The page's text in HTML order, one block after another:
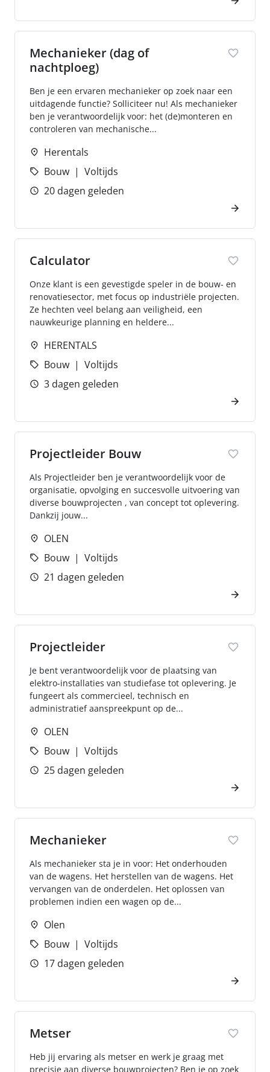
Mechanieker (dag of
nachtploeg)
Ben je een ervaren mechanieker op zoek naar een
uitdagende functie? Solliciteer nu! Als mechanieker
ben je verantwoordelijk voor: het (de)monteren en
controleren van mechanische...
Herentals
Bouw
Voltijds
20 dagen geleden
Calculator
Onze klant is een gevestigde speler in de bouw- en
renovatiesector, met focus op industriële projecten.
Ze hechten veel belang aan veiligheid, een
nauwkeurige planning en heldere...
HERENTALS
Bouw
Voltijds
3 dagen geleden
Projectleider Bouw
Als Projectleider ben je verantwoordelijk voor de
organisatie, opvolging en succesvolle uitvoering van
diverse bouwprojecten , van concept tot oplevering.
Dankzij jouw...
OLEN
Bouw
Voltijds
21 dagen geleden
Projectleider
Je bent verantwoordelijk voor de plaatsing van
elektro-installaties van studiefase tot oplevering. Je
fungeert als commercieel, technisch en
administratief aanspreekpunt op de...
OLEN
Bouw
Voltijds
25 dagen geleden
Mechanieker
Als mechanieker sta je in voor: Het onderhouden
van de wagens. Het herstellen van de wagens. Het
vervangen van de onderdelen. Het oplossen van
problemen indien een wagen op de...
Olen
Bouw
Voltijds
17 dagen geleden
Metser
Heb jij ervaring als metser en werk je graag met
precisie aan diverse bouwprojecten? Ben je op zoek